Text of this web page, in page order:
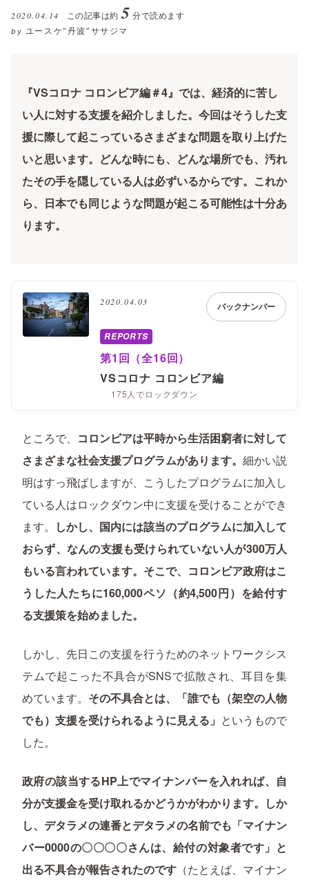
2020.04.14 この記事は約 5 分で読めます
by ユースケ“丹波”ササジマ
『VSコロナ コロンビア編＃4』では、経済的に苦し
い人に対する支援を紹介しました。今回はそうした支
援に際して起こっているさまざまな問題を取り上げた
いと思います。どんな時にも、どんな場所でも、汚れ
たその手を隠している人は必ずいるからです。これか
ら、日本でも同じような問題が起こる可能性は十分あ
ります。
2020.04.03 バックナンバー
REPORTS
第1回（全16回）
VSコロナ コロンビア編
175人でロックダウン
ところで、 コロンビアは平時から生活困窮者に対して
さまざまな社会支援プログラムがあります。 細かい説
明はすっ飛ばしますが、こうしたプログラムに加入し
ている人はロックダウン中に支援を受けることができ
ます。
しかし、国内には該当のプログラムに加入して
おらず、なんの支援も受けられていない人が300万人
もいる言われています。そこで、コロンビア政府はこ
うした人たちに160,000ペソ（約4,500円）を給付す
る支援策を始めました。
しかし、先日この支援を行うためのネットワークシス
テムで起こった不具合がSNSで拡散され、耳目を集
めています。 その不具合とは、「誰でも（架空の人物
でも）支援を受けられるように見える」 というもので
した。
政府の該当するHP上でマイナンバーを入れれば、自
分が支援金を受け取れるかどうかがわかります。しか
し、デタラメの連番とデタラメの名前でも「マイナン
バー0000の〇〇〇〇さんは、給付の対象者です」と
出る不具合が報告されたのです （たとえば、マイナン